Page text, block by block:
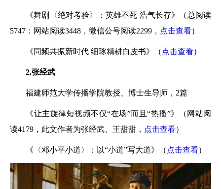
《舞剧〈绝对考验〉：英雄不死 浩气长存》（总阅读
5747：网站阅读3448，微信公号阅读2299， 点击查看）
《同频共振新时代 细琢精耕白皮书》（ 点击查看）
2.张经武
福建师范大学传播学院教授、博士生导师，2篇
《让主旋律短视频不仅“在场”而且“热播”》（网站阅
读4179，此文作者为张经武、王甜甜， 点击查看）
《〈邓小平小道〉：以“小道”写大道》（ 点击查看）